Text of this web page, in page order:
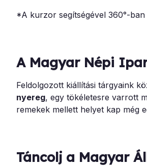
*A kurzor segítségével 360°-
A Magyar Népi
Feldolgozott kiállítási tárgyaink
nyereg, egy tökéletesre varrott
remekek mellett helyet kap még
Táncolj a Magyar